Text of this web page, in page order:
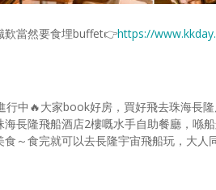
歎當然要食埋buffet👉https://
行中🔥大家book好房，買好飛去珠海長
長隆飛船酒店2樓嘅水手自助餐廳，喺
～食完就可以去長隆宇宙飛船玩，大人